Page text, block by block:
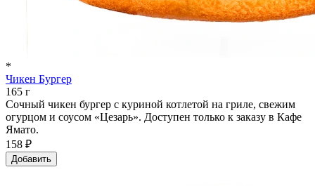
*
Чикен Бургер
165 г
Сочный чикен бургер с куриной котлетой на гриле, свежим
огурцом и соусом «Цезарь». Доступен только к заказу в Кафе
Ямато.
158 ₽
Добавить